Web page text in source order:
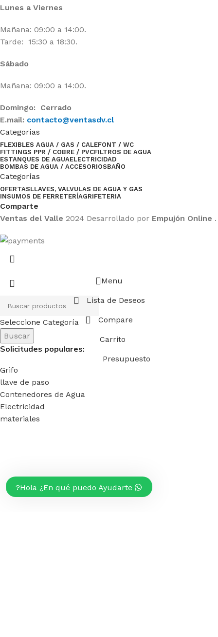
Lunes a Viernes
Mañana: 09:00 a 14:00.
Tarde: 15:30 a 18:30.
Sábado
Mañana: 09:00 a 14:00.
Domingo: Cerrado
E.mail: contacto@ventasdv.cl
Categorías
FLEXIBLES AGUA / GAS / CALEFONT / WC
FITTINGS PPR / COBRE / PVCFILTROS DE AGUA
ESTANQUES DE AGUAELECTRICIDAD
BOMBAS DE AGUA / ACCESORIOSBAÑO
Categorías
OFERTASLLAVES, VALVULAS DE AGUA Y GAS
INSUMOS DE FERRETERÍAGRIFETERIA
Comparte
Ventas del Valle 2024 Desarrollado por Empujón Online .
Seleccione Categoría
Buscar
Solicitudes populares:
Grifo
llave de paso
Contenedores de Agua
Electricidad
materiales
Hola ¿En qué puedo Ayudarte?
Menu
Lista de Deseos
Compare
Carrito
Presupuesto